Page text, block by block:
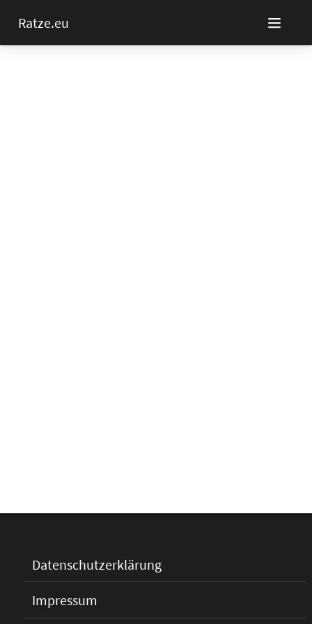
Ratze.eu
Datenschutzerklärung
Impressum